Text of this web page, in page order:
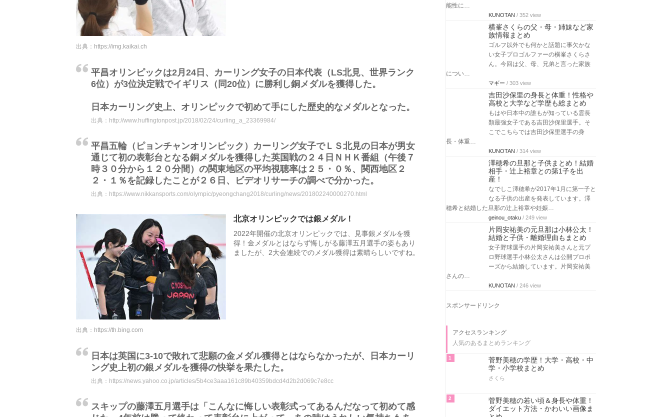
出典： https://img.kaikai.ch
平昌オリンピックは2月24日、カーリング女子の日本代表（LS北見、世界ランク
6位）が3位決定戦でイギリス（同20位）に勝利し銅メダルを獲得した。
日本カーリング史上、オリンピックで初めて手にした歴史的なメダルとなった。
出典： http://www.huffingtonpost.jp/2018/02/24/curling_a_23369984/
平昌五輪（ピョンチャンオリンピック）カーリング女子でＬＳ北見の日本が男女
通じて初の表彰台となる銅メダルを獲得した英国戦の２４日ＮＨＫ番組（午後７
時３０分から１２０分間）の関東地区の平均視聴率は２５・０％、関西地区２
２・１％を記録したことが２６日、ビデオリサーチの調べで分かった。
出典： https://www.nikkansports.com/olympic/pyeongchang2018/curling/news/201802240000270.html
北京オリンピックでは銀メダル！
2022年開催の北京オリンピックでは、見事銀メダルを獲
得！金メダルとはならず悔しがる藤澤五月選手の姿もあり
ましたが、2大会連続でのメダル獲得は素晴らしいですね。
出典： https://th.bing.com
日本は英国に3-10で敗れて悲願の金メダル獲得とはならなかったが、日本カーリ
ング史上初の銀メダルを獲得の快挙を果たした。
出典： https://news.yahoo.co.jp/articles/5b4ce3aaa161c89b40359bdcd4d2b2d069c7e8cc
スキップの藤澤五月選手は「こんなに悔しい表彰式ってあるんだなって初めて感
能性に…
KUNOTAN / 352 view
横峯さくらの父・母・姉妹など家
族情報まとめ
ゴルフ以外でも何かと話題に事欠かな
い女子プロゴルファーの横峯さくらさ
ん。今回は父、母、兄弟と言った家族
につい…
マギー / 303 view
吉田沙保里の身長と体重！性格や
高校と大学など学歴も総まとめ
もはや日本中の誰もが知っている霊長
類最強女子である吉田沙保里選手。そ
こでこちらでは吉田沙保里選手の身
長・体重…
KUNOTAN / 314 view
澤穂希の旦那と子供まとめ！結婚
相手・辻上裕章との第1子を出
産！
なでしこ澤穂希が2017年1月に第一子と
なる子供の出産を発表しています。澤
穂希と結婚した旦那の辻上裕章や妊娠…
geinou_otaku / 249 view
片岡安祐美の元旦那は小林公太！
結婚と子供・離婚理由もまとめ
女子野球選手の片岡安祐美さんと元プ
ロ野球選手小林公太さんは公開プロポ
ーズから結婚しています。片岡安祐美
さんの…
KUNOTAN / 246 view
スポンサードリンク
アクセスランキング
人気のあるまとめランキング
1
菅野美穂の学歴！大学・高校・中
学・小学校まとめ
さくら
2
菅野美穂の若い頃＆身長や体重！
ダイエット方法・かわいい画像ま